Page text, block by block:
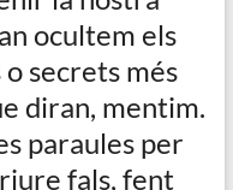
ocultem els
secrets més
diran, mentim.
paraules per
fals, fent